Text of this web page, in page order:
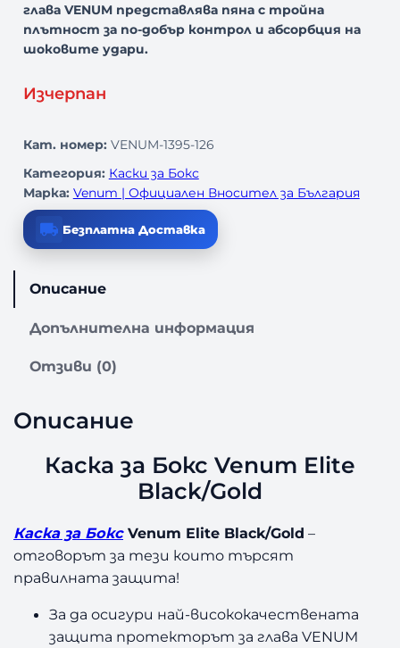
глава VENUM представлява пяна с тройна
плътност за по-добър контрол и абсорбция на
шоковите удари.
Изчерпан
Кат. номер: VENUM-1395-126
Категория: Каски за Бокс
Марка: Venum | Официален Вносител за България
Безплатна Доставка
Описание
Допълнителна информация
Отзиви (0)
Описание
Каска за Бокс Venum Elite
Black/Gold
Каска за БоксVenum Elite Black/Gold –
отговорът за тези които търсят
правилната защита!
За да осигури най-висококачествената
защита протекторът за глава VENUM